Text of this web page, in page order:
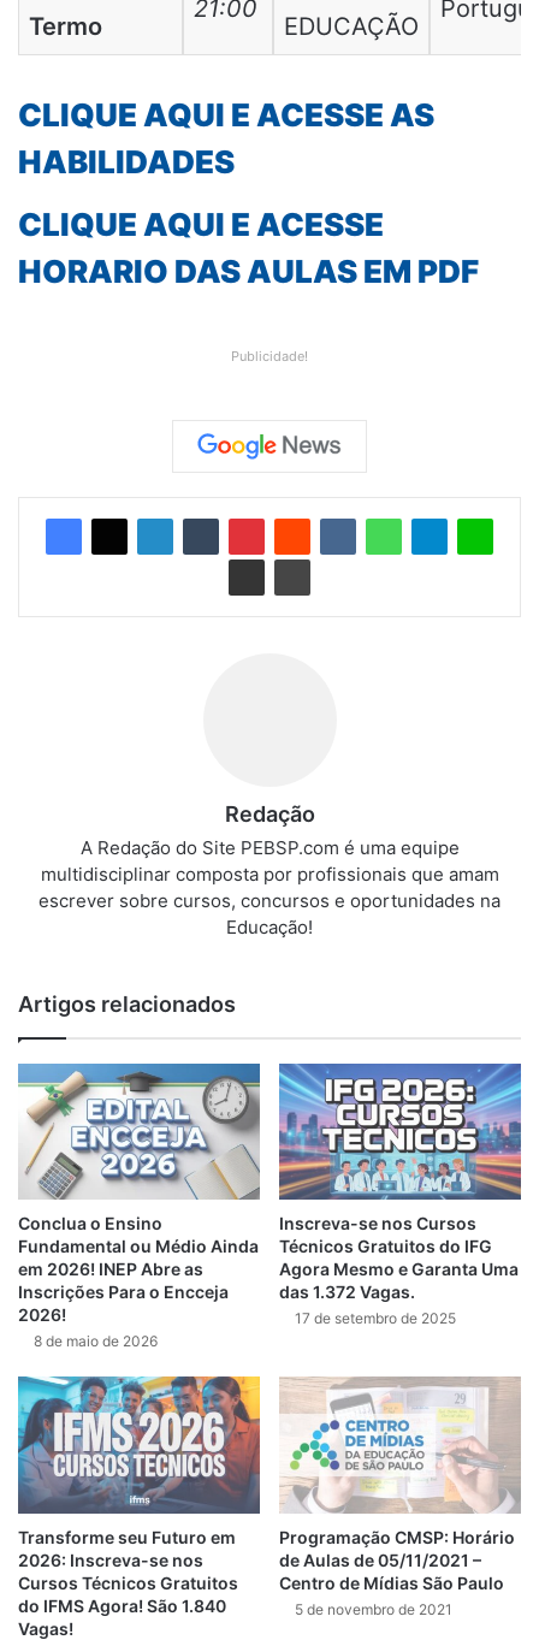
Termo
21:00
EDUCAÇÃO
CLIQUE AQUI E ACESSE AS
HABILIDADES
CLIQUE AQUI E ACESSE
HORARIO DAS AULAS EM PDF
Publicidade!
Redação
A Redação do Site PEBSP.com é uma equipe
multidisciplinar composta por profissionais que amam
escrever sobre cursos, concursos e oportunidades na
Educação!
Artigos relacionados
Conclua o Ensino
Fundamental ou Médio Ainda
em 2026! INEP Abre as
Inscrições Para o Encceja
2026!
8 de maio de 2026
Inscreva-se nos Cursos
Técnicos Gratuitos do IFG
Agora Mesmo e Garanta Uma
das 1.372 Vagas.
17 de setembro de 2025
Transforme seu Futuro em
2026: Inscreva-se nos
Cursos Técnicos Gratuitos
do IFMS Agora! São 1.840
Vagas!
Programação CMSP: Horário
de Aulas de 05/11/2021 –
Centro de Mídias São Paulo
5 de novembro de 2021